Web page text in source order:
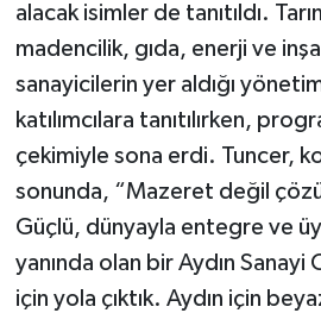
alacak isimler de tanıtıldı.
madencilik, gıda, enerji ve
sanayicilerin yer aldığı
katılımcılara tanıtılırken,
çekimiyle sona erdi. Tuncer,
sonunda, “Mazeret değil
Güçlü, dünyayla entegre ve
yanında olan bir Aydın Sanayi
için yola çıktık. Aydın için